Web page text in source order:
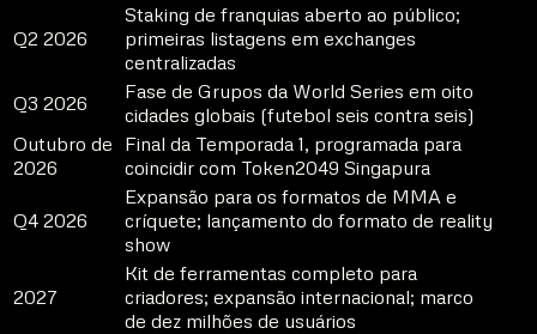
Q2 2026
Staking de franquias aberto ao público;
primeiras listagens em exchanges
centralizadas
Q3 2026
Fase de Grupos da World Series em oito
cidades globais (futebol seis contra seis)
Outubro de
2026
Final da Temporada 1, programada para
coincidir com Token2049 Singapura
Q4 2026
Expansão para os formatos de MMA e
críquete; lançamento do formato de reality
show
2027
Kit de ferramentas completo para
criadores; expansão internacional; marco
de dez milhões de usuários